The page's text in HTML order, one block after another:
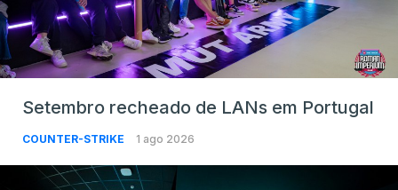
Setembro recheado de LANs em Portugal
COUNTER-STRIKE 1 ago 2026